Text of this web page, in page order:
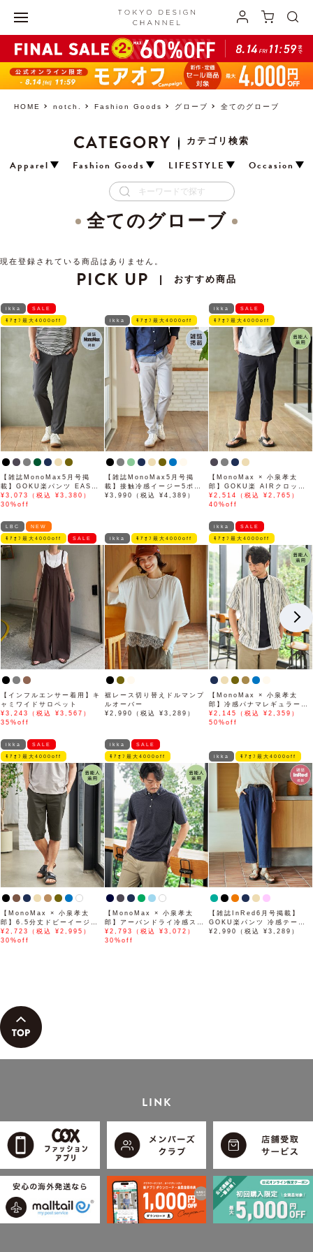
HOME notch. Fashion Goods グローブ 全てのグローブ
CATEGORY
カテゴリ検索
Apparel
Fashion Goods LIFESTYLE Occasion
全てのグローブ
現在登録されている商品はありません。
PICK UP | おすすめ商品
ikka SALE
ﾓｱｵﾌ最大4000off
【雑誌MonoMax5月号掲
載】GOKU楽パンツ EASY
STRETCH 冷感アンクル
【接触冷感】「小泉孝太郎さ
¥3,073（税込 ¥3,380）
30%off
ikka ﾓｱｵﾌ最大4000off
【雑誌MonoMax5月号掲
載】接触冷感イージー5ポケ
ット
¥3,990（税込 ¥4,389）
ikka SALE
ﾓｱｵﾌ最大4000off
【MonoMax × 小泉孝太
郎】GOKU楽 AIRクロップ
ドパンツ「小泉孝太郎さん着
用モデル」
¥2,514（税込 ¥2,765）
40%off
LBC NEW
ﾓｱｵﾌ最大4000off SALE
【インフルエンサー着用】キ
ャミワイドサロペット
¥3,243（税込 ¥3,567）
35%off
ikka ﾓｱｵﾌ最大4000off
裾レース切り替えドルマンプ
ルオーバー
¥2,990（税込 ¥3,289）
ikka SALE
ﾓｱｵﾌ最大4000off
【MonoMax × 小泉孝太
郎】冷感パナマレギュラーカ
ラー半袖シャツ「小泉孝太郎
さん着用モデル」
¥2,145（税込 ¥2,359）
50%off
ikka SALE
ﾓｱｵﾌ最大4000off
【MonoMax × 小泉孝太
郎】6.5分丈ドビーイージー
ハーフパンツ「小泉孝太郎さ
ん着用モデル」
¥2,723（税込 ¥2,995）
30%off
ikka SALE
ﾓｱｵﾌ最大4000off
【MonoMax × 小泉孝太
郎】アーバンドライ冷感スイ
スボタンダウンポロシャツ
「小泉孝太郎さん着用モデ
¥2,793（税込 ¥3,072）
30%off
ikka ﾓｱｵﾌ最大4000off
【雑誌InRed6月号掲載】
GOKU楽パンツ 冷感テーパ
ード【接触冷感】
¥2,990（税込 ¥3,289）
LINK